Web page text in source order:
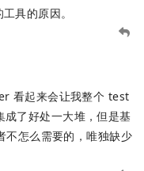
具的原因。
看起来会让我整个 test
了好处一大堆，但是基
不怎么需要的，唯独缺少